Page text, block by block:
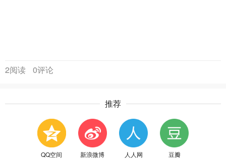
2阅读 0评论
推荐
QQ空间 新浪微博 人人网 豆瓣